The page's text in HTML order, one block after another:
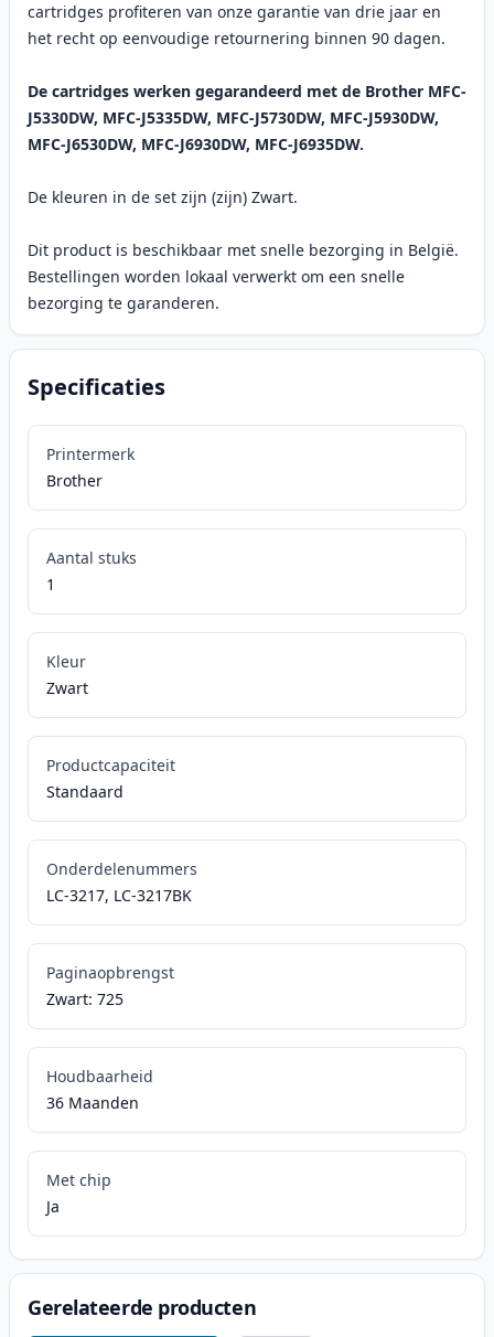
cartridges profiteren van onze garantie van drie jaar en
het recht op eenvoudige retournering binnen 90 dagen.
De cartridges werken gegarandeerd met de Brother MFC-
J5330DW, MFC-J5335DW, MFC-J5730DW, MFC-J5930DW,
MFC-J6530DW, MFC-J6930DW, MFC-J6935DW.
De kleuren in de set zijn (zijn) Zwart.
Dit product is beschikbaar met snelle bezorging in België.
Bestellingen worden lokaal verwerkt om een snelle
bezorging te garanderen.
Specificaties
Printermerk
Brother
Aantal stuks
1
Kleur
Zwart
Productcapaciteit
Standaard
Onderdelenummers
LC-3217, LC-3217BK
Paginaopbrengst
Zwart: 725
Houdbaarheid
36 Maanden
Met chip
Ja
Gerelateerde producten